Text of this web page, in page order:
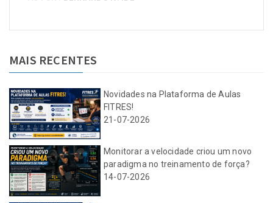
MAIS RECENTES
Novidades na Plataforma de Aulas
FITRES!
21-07-2026
Monitorar a velocidade criou um novo
paradigma no treinamento de força?
14-07-2026